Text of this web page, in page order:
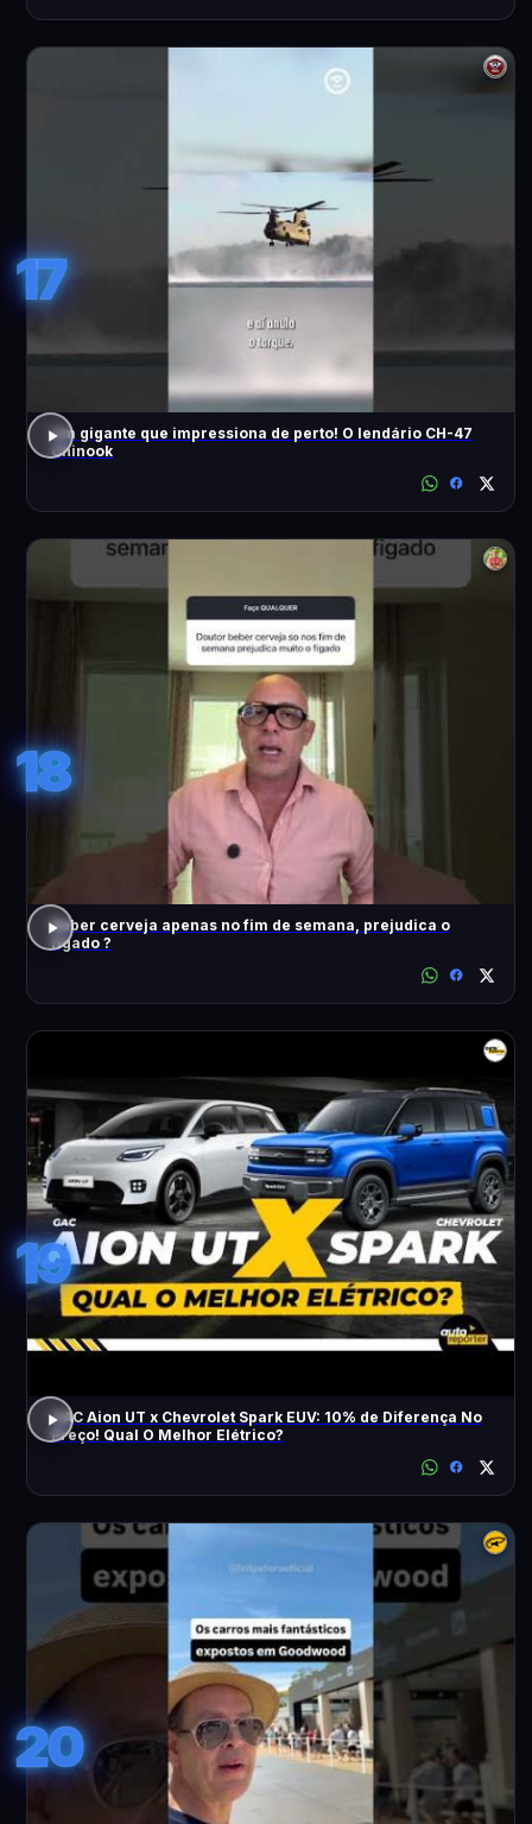
17
Um gigante que impressiona de perto! O lendário CH-47
Chinook
18
Beber cerveja apenas no fim de semana, prejudica o
fígado ?
19
GAC Aion UT x Chevrolet Spark EUV: 10% de Diferença No
Preço! Qual O Melhor Elétrico?
20